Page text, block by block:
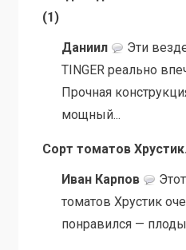
(1)
Даниил
Эти
TINGER реально
Прочная
мощный...
Сорт томатов
Иван Карпов
томатов Хрустик
понравился —